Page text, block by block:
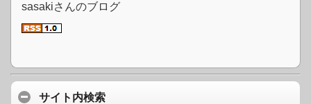
sasakiさんのブログ
サイト内検索